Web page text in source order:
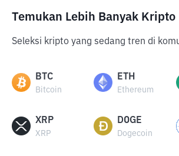
Temukan Lebih Banyak Kripto
Seleksi kripto yang sedang tren di
BTC
Bitcoin
ETH
Ethereum
XRP
XRP
DOGE
Dogecoin